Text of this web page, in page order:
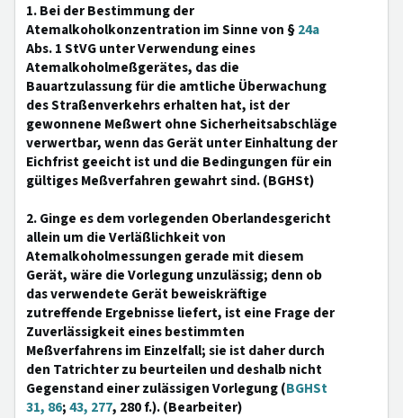
1. Bei der Bestimmung der
Atemalkoholkonzentration im Sinne von §24a
Abs. 1 StVG unter Verwendung eines
Atemalkoholmeßgerätes, das die
Bauartzulassung für die amtliche Überwachung
des Straßenverkehrs erhalten hat, ist der
gewonnene Meßwert ohne Sicherheitsabschläge
verwertbar, wenn das Gerät unter Einhaltung der
Eichfrist geeicht ist und die Bedingungen für ein
gültiges Meßverfahren gewahrt sind. (BGHSt)
2. Ginge es dem vorlegenden Oberlandesgericht
allein um die Verläßlichkeit von
Atemalkoholmessungen gerade mit diesem
Gerät, wäre die Vorlegung unzulässig; denn ob
das verwendete Gerät beweiskräftige
zutreffende Ergebnisse liefert, ist eine Frage der
Zuverlässigkeit eines bestimmten
Meßverfahrens im Einzelfall; sie ist daher durch
den Tatrichter zu beurteilen und deshalb nicht
Gegenstand einer zulässigen Vorlegung (BGHSt
31, 86;43, 277, 280 f.). (Bearbeiter)